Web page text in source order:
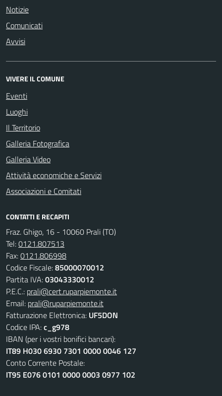
Notizie
Comunicati
Avvisi
VIVERE IL COMUNE
Eventi
Luoghi
Il Territorio
Galleria Fotografica
Galleria Video
Attività economiche e Servizi
Associazioni e Comitati
CONTATTI E RECAPITI
Fraz. Ghigo, 16 - 10060 Prali (TO)
Tel:0121.807513
Fax:0121.806998
Codice Fiscale:85000070012
Partita IVA:03043330012
P.E.C.: prali@cert.ruparpiemonte.it
Email: prali@ruparpiemonte.it
Fatturazione Elettronica: UF5DON
Codice IPA:c_g978
IBAN (per i vostri bonifici bancari):
IT89 H030 6930 7301 0000 0046 127
Conto Corrente Postale:
IT95 E076 0101 0000 0003 0977 102